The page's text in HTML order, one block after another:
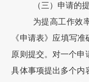
（三）申请的
为提高工作效
《申请表》应填写
原则提交。对一个申
具体事项提出多个内